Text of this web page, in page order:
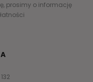
prosimy o informację